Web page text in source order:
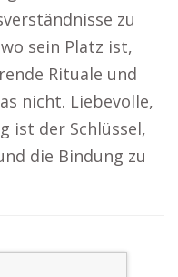
zu
sein Platz ist,
Rituale und
nicht. Liebevolle,
ist der Schlüssel,
die Bindung zu